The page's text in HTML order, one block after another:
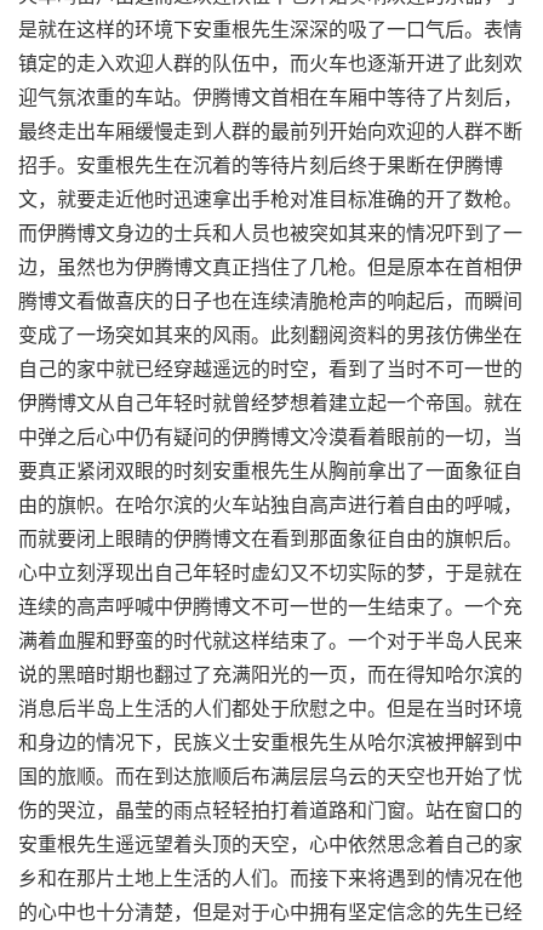
是就在这样的环境下安重根先生深深的吸了一口气后。表情
镇定的走入欢迎人群的队伍中，而火车也逐渐开进了此刻欢
迎气氛浓重的车站。伊腾博文首相在车厢中等待了片刻后，
最终走出车厢缓慢走到人群的最前列开始向欢迎的人群不断
招手。安重根先生在沉着的等待片刻后终于果断在伊腾博
文，就要走近他时迅速拿出手枪对准目标准确的开了数枪。
而伊腾博文身边的士兵和人员也被突如其来的情况吓到了一
边，虽然也为伊腾博文真正挡住了几枪。但是原本在首相伊
腾博文看做喜庆的日子也在连续清脆枪声的响起后，而瞬间
变成了一场突如其来的风雨。此刻翻阅资料的男孩仿佛坐在
自己的家中就已经穿越遥远的时空，看到了当时不可一世的
伊腾博文从自己年轻时就曾经梦想着建立起一个帝国。就在
中弹之后心中仍有疑问的伊腾博文冷漠看着眼前的一切，当
要真正紧闭双眼的时刻安重根先生从胸前拿出了一面象征自
由的旗帜。在哈尔滨的火车站独自高声进行着自由的呼喊，
而就要闭上眼睛的伊腾博文在看到那面象征自由的旗帜后。
心中立刻浮现出自己年轻时虚幻又不切实际的梦，于是就在
连续的高声呼喊中伊腾博文不可一世的一生结束了。一个充
满着血腥和野蛮的时代就这样结束了。一个对于半岛人民来
说的黑暗时期也翻过了充满阳光的一页，而在得知哈尔滨的
消息后半岛上生活的人们都处于欣慰之中。但是在当时环境
和身边的情况下，民族义士安重根先生从哈尔滨被押解到中
国的旅顺。而在到达旅顺后布满层层乌云的天空也开始了忧
伤的哭泣，晶莹的雨点轻轻拍打着道路和门窗。站在窗口的
安重根先生遥远望着头顶的天空，心中依然思念着自己的家
乡和在那片土地上生活的人们。而接下来将遇到的情况在他
的心中也十分清楚，但是对于心中拥有坚定信念的先生已经